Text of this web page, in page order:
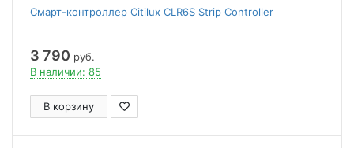
Смарт-контроллер Citilux CLR6S Strip Controller
3 790 руб.
В наличии: 85
В корзину